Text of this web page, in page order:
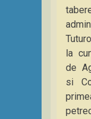
la
de
si